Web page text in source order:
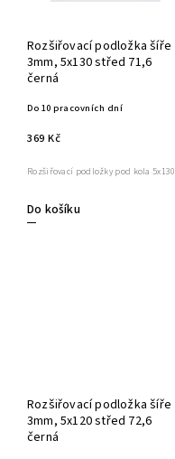
Rozšiřovací podložka šíře
3mm, 5x130 střed 71,6
černá
Do 10 pracovních dní
369 Kč
Do košíku
Rozšiřovací podložky pod kola 5x130
Rozšiřovací podložka šíře
3mm, 5x120 střed 72,6
černá